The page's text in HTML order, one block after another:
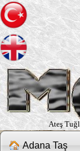
Ateş
Adana Taş